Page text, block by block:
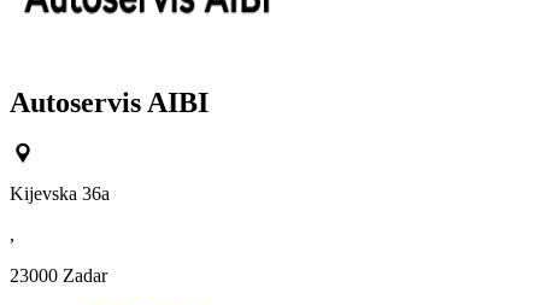
Autoservis AIBI
Kijevska 36a
,
23000 Zadar